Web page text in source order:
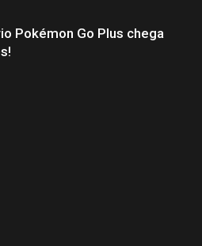
Pokémon Go Plus chega